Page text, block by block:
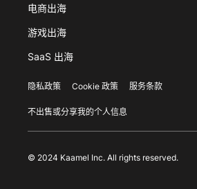
电商出海
游戏出海
SaaS 出海
隐私政策 Cookie 政策 服务条款
不出售或分享我的个人信息
© 2024 Kaamel Inc. All rights reserved.